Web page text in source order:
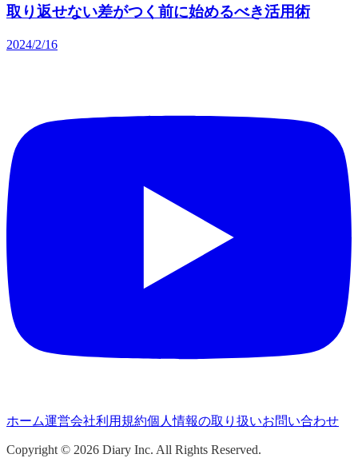
取り返せない差がつく前に始めるべき活用術
2024/2/16
ホーム運営会社利用規約個人情報の取り扱いお問い合わせ
Copyright © 2026 Diary Inc. All Rights Reserved.